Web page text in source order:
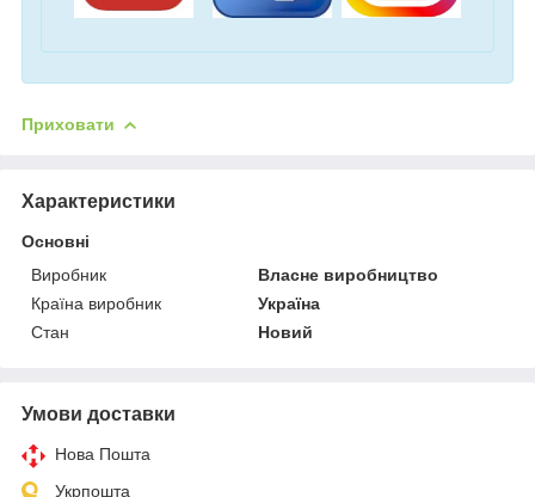
Приховати
Характеристики
Основні
Виробник
Власне виробництво
Країна виробник
Україна
Стан
Новий
Умови доставки
Нова Пошта
Укрпошта